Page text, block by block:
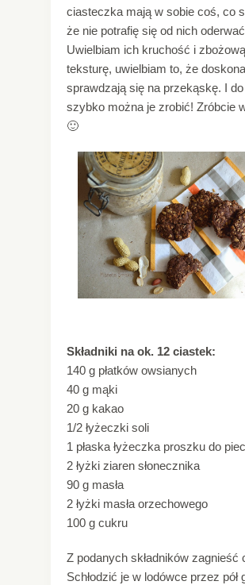
ciasteczka mają w sobie coś, co
że nie potrafię się od nich
Uwielbiam ich kruchość i zbożową
teksturę, uwielbiam to, że
sprawdzają się na przekąskę. I
szybko można je zrobić! Zróbcie
🙂
Składniki na ok. 12 ciastek:
140 g płatków owsianych
40 g mąki
20 g kakao
1/2 łyżeczki soli
1 płaska łyżeczka proszku do
2 łyżki ziaren słonecznika
90 g masła
2 łyżki masła orzechowego
100 g cukru
Z podanych składników zagnieść
Schłodzić je w lodówce przez pół